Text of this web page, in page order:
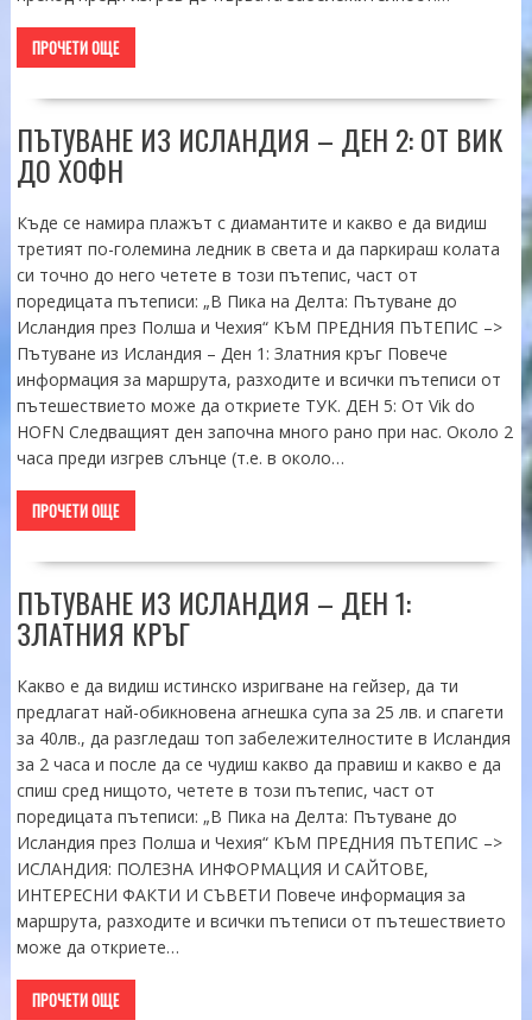
ПРОЧЕТИ ОЩЕ
ПЪТУВАНЕ ИЗ ИСЛАНДИЯ – ДЕН 2: ОТ ВИК
ДО ХОФН
Къде се намира плажът с диамантите и какво е да видиш
третият по-големина ледник в света и да паркираш колата
си точно до него четете в този пътепис, част от
поредицата пътеписи: „В Пика на Делта: Пътуване до
Исландия през Полша и Чехия“ КЪМ ПРЕДНИЯ ПЪТЕПИС –>
Пътуване из Исландия – Ден 1: Златния кръг Повече
информация за маршрута, разходите и всички пътеписи от
пътешествието може да откриете ТУК. ДЕН 5: От Vik do
HOFN Следващият ден започна много рано при нас. Около 2
часа преди изгрев слънце (т.е. в около…
ПРОЧЕТИ ОЩЕ
ПЪТУВАНЕ ИЗ ИСЛАНДИЯ – ДЕН 1:
ЗЛАТНИЯ КРЪГ
Какво е да видиш истинско изригване на гейзер, да ти
предлагат най-обикновена агнешка супа за 25 лв. и спагети
за 40лв., да разгледаш топ забележителностите в Исландия
за 2 часа и после да се чудиш какво да правиш и какво е да
спиш сред нищото, четете в този пътепис, част от
поредицата пътеписи: „В Пика на Делта: Пътуване до
Исландия през Полша и Чехия“ КЪМ ПРЕДНИЯ ПЪТЕПИС –>
ИСЛАНДИЯ: ПОЛЕЗНА ИНФОРМАЦИЯ И САЙТОВЕ,
ИНТЕРЕСНИ ФАКТИ И СЪВЕТИ Повече информация за
маршрута, разходите и всички пътеписи от пътешествието
може да откриете…
ПРОЧЕТИ ОЩЕ